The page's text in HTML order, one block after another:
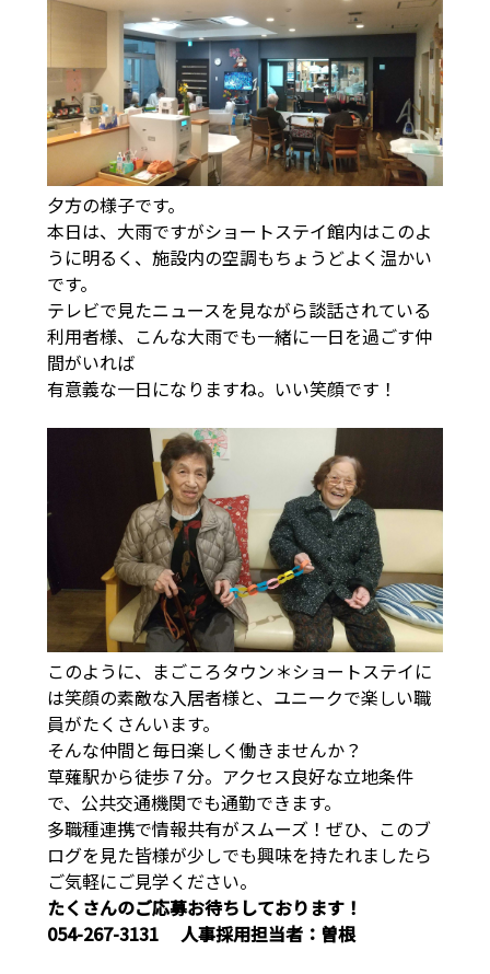
夕方の様子です。
本日は、大雨ですがショートステイ館内はこのよ
うに明るく、施設内の空調もちょうどよく温かい
です。
テレビで見たニュースを見ながら談話されている
利用者様、こんな大雨でも一緒に一日を過ごす仲
間がいれば
有意義な一日になりますね。いい笑顔です！
このように、まごころタウン＊ショートステイに
は笑顔の素敵な入居者様と、ユニークで楽しい職
員がたくさんいます。
そんな仲間と毎日楽しく働きませんか？
草薙駅から徒歩７分。アクセス良好な立地条件
で、公共交通機関でも通勤できます。
多職種連携で情報共有がスムーズ！ぜひ、このブ
ログを見た皆様が少しでも興味を持たれましたら
ご気軽にご見学ください。
たくさんのご応募お待ちしております！
054-267-3131 人事採用担当者：曽根